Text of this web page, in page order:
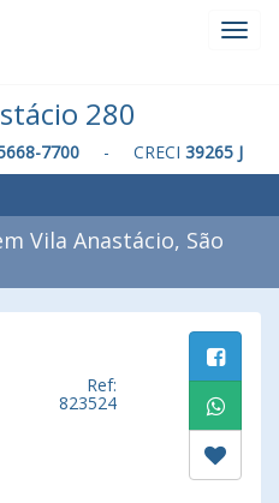
280
7700 - CRECI 39265 J
Vila Anastácio, São
Ref:
823524